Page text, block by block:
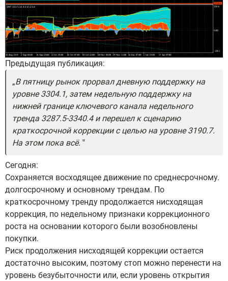
Предыдущая публикация:
В пятницу рынок прорвал дневную поддержку на
уровне 3304.1, затем недельную поддержку на
нижней границе ключевого канала недельного
тренда 3287.5-3340.4 и перешел к сценарию
краткосрочной коррекции с целью на уровне 3190.7.
На этом пока всё.
Сегодня:
Сохраняется восходящее движение по среднесрочному.
долгосрочному и основному трендам. По
краткосрочному тренду продолжается нисходящая
коррекция, по недельному признаки коррекционного
роста на основании которого были возобновлены
покупки.
Риск продолжения нисходящей коррекции остается
достаточно высоким, поэтому стоп можно перенести на
уровень безубыточности или, если уровень открытия